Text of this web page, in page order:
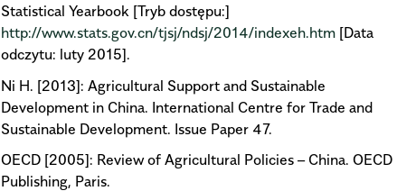
Statistical Yearbook [Tryb dostępu:]
http://www.stats.gov.cn/tjsj/ndsj/2014/indexeh.htm [Data
odczytu: luty 2015].
Ni H. [2013]: Agricultural Support and Sustainable
Development in China. International Centre for Trade and
Sustainable Development. Issue Paper 47.
OECD [2005]: Review of Agricultural Policies – China. OECD
Publishing, Paris.